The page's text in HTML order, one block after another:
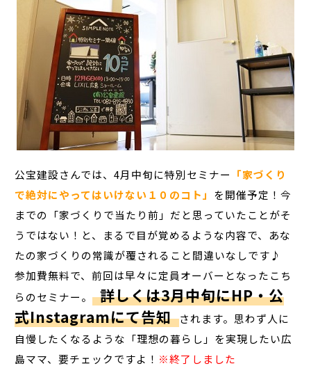
公宝建設さんでは、4月中旬に特別セミナー 「家づくり
で絶対にやってはいけない１０のコト」 を開催予定！今
までの「家づくりで当たり前」だと思っていたことがそ
うではない！と、まるで目が覚めるような内容で、あな
たの家づくりの常識が覆されること間違いなしです♪
参加費無料で、前回は早々に定員オーバーとなったこち
らのセミナー。 詳しくは3月中旬にHP・公
式Instagramにて告知 されます。思わず人に
自慢したくなるような「理想の暮らし」を実現したい広
島ママ、要チェックですよ！ ※終了しました